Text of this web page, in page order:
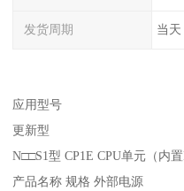
发货周期 当天
应用型号
更新型
N□□S1型 CP1E CPU单元（内
产品名称 规格 外部电源